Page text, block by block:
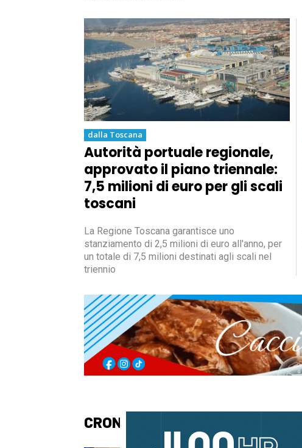
dalla Toscana
Autorità portuale regionale,
approvato il piano triennale:
7,5 milioni di euro per gli scali
toscani
La Regione Toscana garantisce uno
stanziamento di 2,5 milioni di euro all'anno, per
un totale di 7,5 milioni destinati agli scali nel
triennio
CRONACA